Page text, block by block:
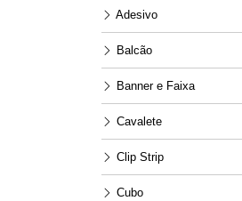
Adesivo
Balcão
Banner e Faixa
Cavalete
Clip Strip
Cubo